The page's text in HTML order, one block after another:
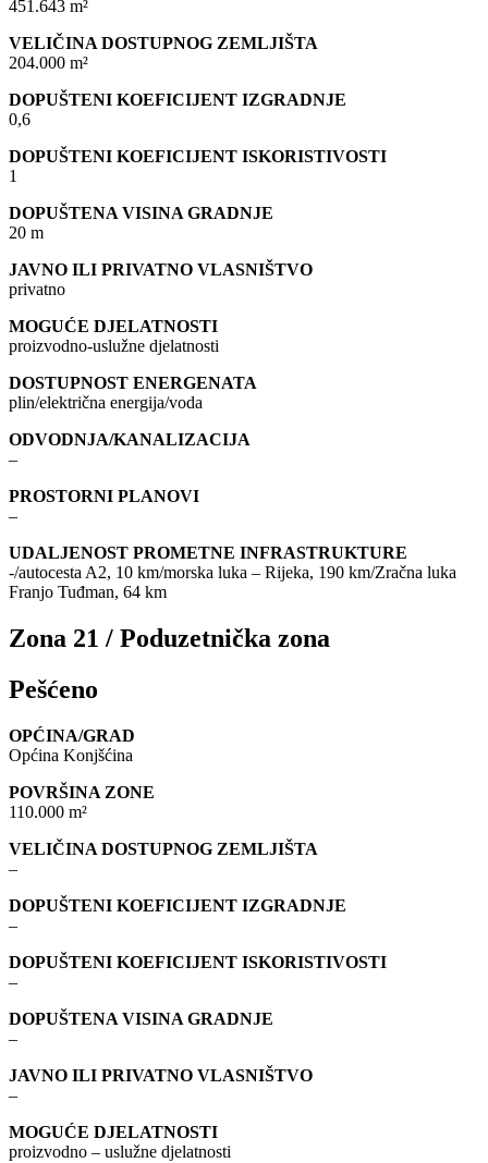
451.643 m²
VELIČINA DOSTUPNOG ZEMLJIŠTA
204.000 m²
DOPUŠTENI KOEFICIJENT IZGRADNJE
0,6
DOPUŠTENI KOEFICIJENT ISKORISTIVOSTI
1
DOPUŠTENA VISINA GRADNJE
20 m
JAVNO ILI PRIVATNO VLASNIŠTVO
privatno
MOGUĆE DJELATNOSTI
proizvodno-uslužne djelatnosti
DOSTUPNOST ENERGENATA
plin/električna energija/voda
ODVODNJA/KANALIZACIJA
–
PROSTORNI PLANOVI
–
UDALJENOST PROMETNE INFRASTRUKTURE
-/autocesta A2, 10 km/morska luka – Rijeka, 190 km/Zračna luka
Franjo Tuđman, 64 km
Zona 21 / Poduzetnička zona
Pešćeno
OPĆINA/GRAD
Općina Konjšćina
POVRŠINA ZONE
110.000 m²
VELIČINA DOSTUPNOG ZEMLJIŠTA
–
DOPUŠTENI KOEFICIJENT IZGRADNJE
–
DOPUŠTENI KOEFICIJENT ISKORISTIVOSTI
–
DOPUŠTENA VISINA GRADNJE
–
JAVNO ILI PRIVATNO VLASNIŠTVO
–
MOGUĆE DJELATNOSTI
proizvodno – uslužne djelatnosti